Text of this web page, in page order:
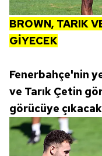
BROWN, TARIK
GİYECEK
Fenerbahçe'nin
ve Tarık Çetin
görücüye